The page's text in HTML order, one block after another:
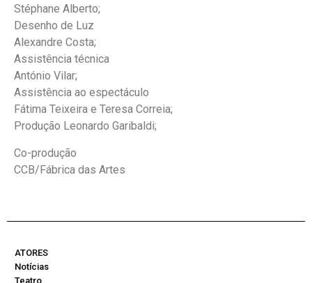
Stéphane Alberto;
Desenho de Luz
Alexandre Costa;
Assistência técnica
António Vilar;
Assistência ao espectáculo
Fátima Teixeira e Teresa Correia;
Produção Leonardo Garibaldi;
Co-produção
CCB/Fábrica das Artes
ATORES
Notícias
Teatro